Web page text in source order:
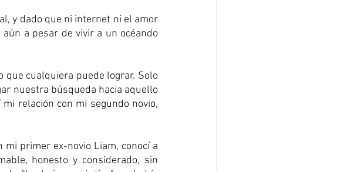
y dado que ni internet ni el amor
a pesar de vivir a un océando
que cualquiera puede lograr. Solo
nuestra búsqueda hacia aquello
relación con mi segundo novio,
primer ex-novio Liam, conocí a
honesto y considerado, sin